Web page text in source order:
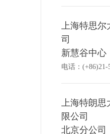
上海特思
司
新慧谷中心
电话：(+86)21-
上海特朗
限公司
北京分公司